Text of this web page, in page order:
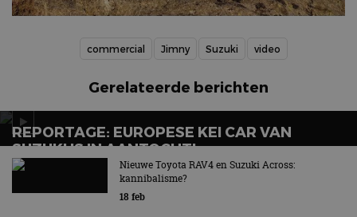
commercial Jimny Suzuki video
Gerelateerde berichten
REPORTAGE: EUROPESE KEI CAR VAN
SUZUKI IS IN AANTOCHT!
Vormt kei-car de oplossing voor Europa?
Nieuwe Toyota RAV4 en Suzuki Across:
kannibalisme?
18 feb